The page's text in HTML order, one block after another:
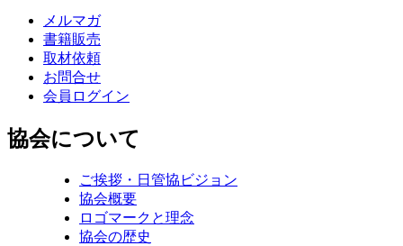
メルマガ
書籍販売
取材依頼
お問合せ
会員ログイン
協会について
ご挨拶・日管協ビジョン
協会概要
ロゴマークと理念
協会の歴史